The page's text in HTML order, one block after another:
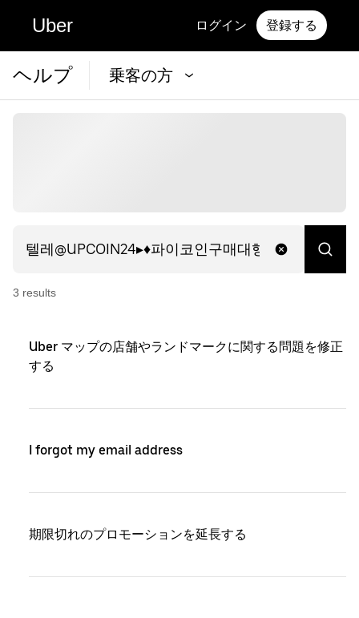
Uber ログイン 登録する
ヘルプ 乗客の方
3 results
Uber マップの店舗やランドマークに関する問題を修正
する
I forgot my email address
期限切れのプロモーションを延長する